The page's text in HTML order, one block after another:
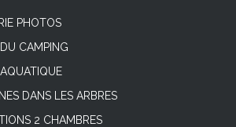
PHOTOS
CAMPING
DANS LES ARBRES
2 CHAMBRES